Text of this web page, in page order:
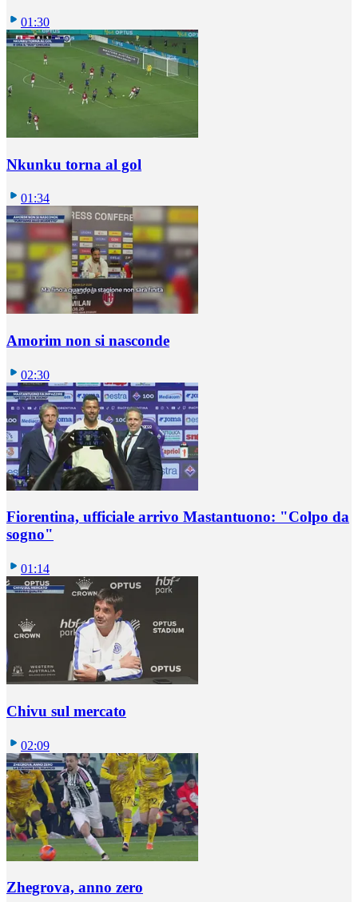
01:30
Nkunku torna al gol
01:34
Amorim non si nasconde
02:30
Fiorentina, ufficiale arrivo Mastantuono: "Colpo da
sogno"
01:14
Chivu sul mercato
02:09
Zhegrova, anno zero